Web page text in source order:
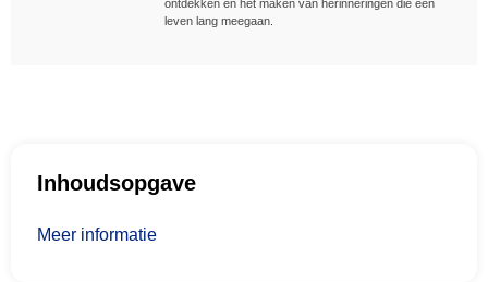
ontdekken en het maken van herinneringen die een
leven lang meegaan.
Inhoudsopgave
Meer informatie